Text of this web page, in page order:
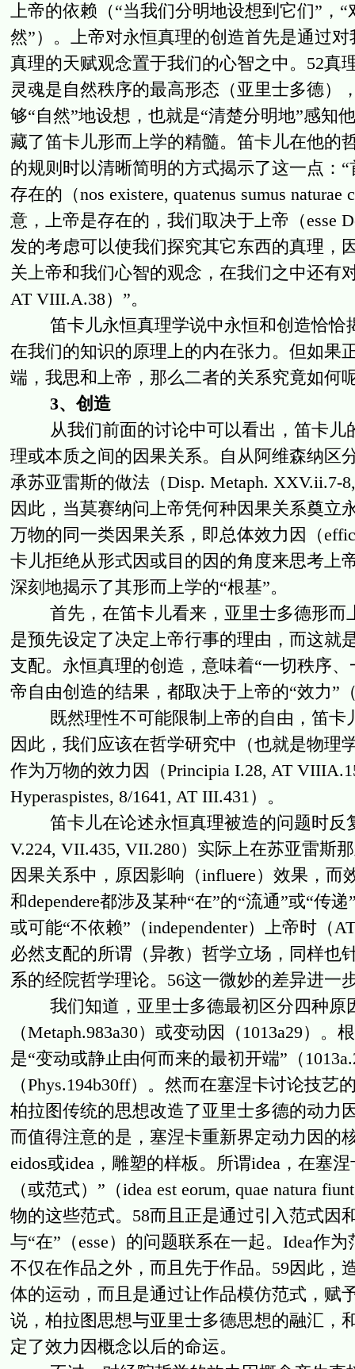
上帝的依赖（“当我们分明地设想到它们”，
然”）。上帝对永恒真理的创造首先是通过
真理的天赋观念置于我们的心智之中。52真
灵魂是自然秩序的最高形态（亚里士多德）
够“自然”地设想，也就是“清楚分明地”感知
藏了笛卡儿形而上学的精髓。笛卡儿在他的
的规则时以清晰简明的方式揭示了这一点：
存在的（nos existere, quatenus sumus
意，上帝是存在的，我们取决于上帝（esse
发的考虑可以使我们探究其它东西的真理，
关上帝和我们心智的观念，在我们之中还
AT VIII.A.38）”。
笛卡儿永恒真理学说中永恒和创造恰恰
在我们的知识的原理上的内在张力。但如果
端，我思和上帝，那么二者的关系究竟如何
3、创造
从我们前面的讨论中可以看出，笛卡儿
理或本质之间的因果关系。自从阿维森纳区
承苏亚雷斯的做法（Disp. Metaph. XXV.ii.7-
因此，当莫赛纳问上帝凭何种因果关系奠立
万物的同一类因果关系，即总体效力因（
卡儿拒绝从形式因或目的因的角度来思考上
深刻地揭示了其形而上学的“根基”。
首先，在笛卡儿看来，亚里士多德形而
是预先设定了决定上帝行事的理由，而这就
支配。永恒真理的创造，意味着“一切秩序
帝自由创造的结果，都取决于上帝的“效力”
既然理性不可能限制上帝的自由，笛卡
因此，我们应该在哲学研究中（也就是物理
作为万物的效力因（Principia I.28, AT
Hyperaspistes, 8/1641, AT III.431）。
笛卡儿在论述永恒真理被造的问题时反复
V.224, VII.435, VII.280）实际上在苏亚雷斯
因果关系中，原因影响（influere）效果，而
和dependere都涉及某种“在”的“流通”或“传
或可能“不依赖”（independenter）上帝时（
必然支配的所谓（异教）哲学立场，同样也
系的经院哲学理论。56这一微妙的差异进一
我们知道，亚里士多德最初区分四种原
（Metaph.983a30）或变动因（1013a29）
是“变动或静止由何而来的最初开端”（
（Phys.194b30ff）。然而在塞涅卡讨论技
柏拉图传统的思想改造了亚里士多德的动力
而值得注意的是，塞涅卡重新界定动力因的
eidos或idea，雕塑的样板。所谓idea，在塞
（或范式）”（idea est eorum, quae natura
物的这些范式。58而且正是通过引入范式因
与“在”（esse）的问题联系在一起。Idea作
不仅在作品之外，而且先于作品。59因此，
体的运动，而且是通过让作品模仿范式，赋
说，柏拉图思想与亚里士多德思想的融汇，
定了效力因概念以后的命运。